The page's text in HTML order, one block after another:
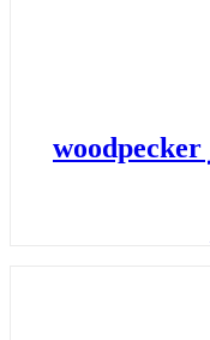
دستگاه جرمگیر وودپکر woodpecker